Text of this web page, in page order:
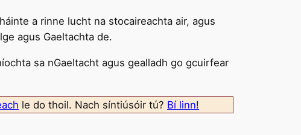
a rinne lucht na stocaireachta air, agus
agus Gaeltachta de.
sa nGaeltacht agus gealladh go gcuirfear
le do thoil. Nach síntiúsóir tú? Bí linn!